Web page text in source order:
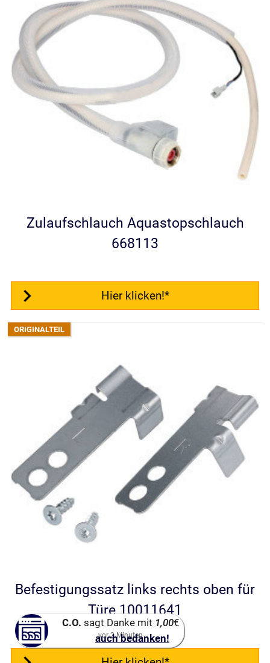
Zulaufschlauch Aquastopschlauch
668113
Hier klicken!*
Befestigungssatz links rechts oben für
Türe 10011641
C.O. sagt Danke mit 1,00€
vor2Minuten
auch bedanken!